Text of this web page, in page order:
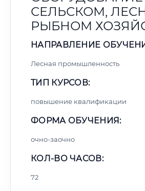
СЕЛЬСКОМ,
РЫБНОМ
НАПРАВЛЕНИЕ
Лесная промышленность
ТИП КУРСОВ:
повышение квалификации
ФОРМА ОБУЧЕНИЯ:
очно-заочно
КОЛ-ВО ЧАСОВ:
72